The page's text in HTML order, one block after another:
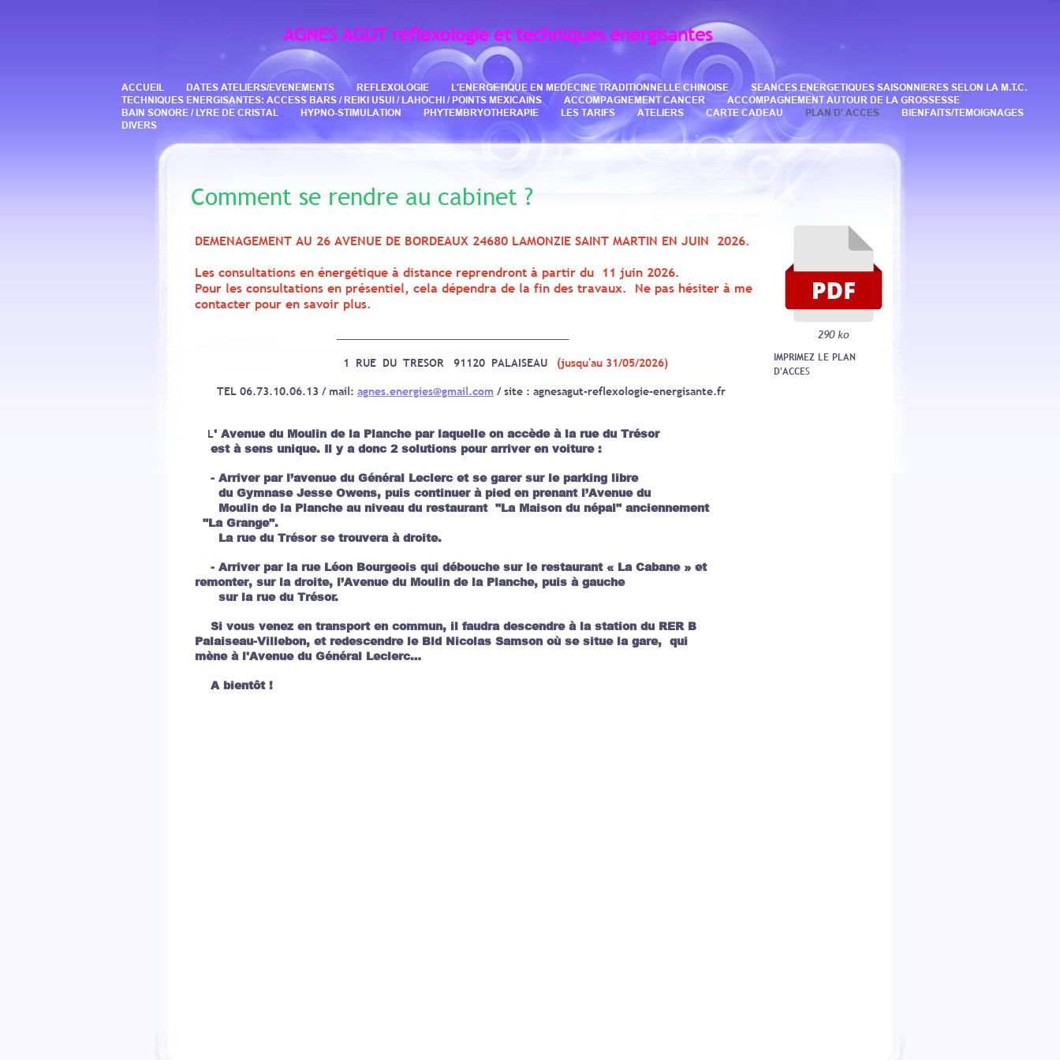
AGNES AGUTréflexologie et techniques énergisantes
ACCUEIL DATES ATELIERS/EVENEMENTS REFLEXOLOGIE L'ENERGETIQUE EN MEDECINE TRADITIONNELLE CHINOISE
SEANCES ENERGETIQUES SAISONNIERES SELON LA M.T.C.
TECHNIQUES ENERGISANTES: ACCESS BARS / REIKI USUI / LAHOCHI / POINTS MEXICAINS
ACCOMPAGNEMENT CANCER
ACCOMPAGNEMENT AUTOUR DE LA GROSSESSE
BAIN SONORE / LYRE DE CRISTAL
HYPNO-STIMULATION PHYTEMBRYOTHERAPIE LES TARIFS ATELIERS CARTE CADEAU PLAN D' ACCES
BIENFAITS/TEMOIGNAGES
DIVERS
Comment se rendre au cabinet ?
DEMENAGEMENT AU 26 AVENUE DE BORDEAUX 24680 LAMONZIE SAINT MARTIN EN JUIN 2026.
Les consultations en énergétique à distance reprendront à partir du 11 juin 2026.
Pour les consultations en présentiel, cela dépendra de la fin des travaux. Ne pas hésiter à me
contacter pour en savoir plus.
1 RUE DU TRESOR 91120 PALAISEAU
(jusqu'au 31/05/2026)
TEL 06.73.10.06.13 / mail: agnes.energies@gmail.com / site : agnesagut-reflexologie-energisante.fr
L' Avenue du Moulin de la Planche par laquelle on accède à la rue du Trésor
est à sens unique. Il y a donc 2 solutions pour arriver en voiture :
- Arriver par l’avenue du Général Leclerc et se garer sur le parking libre
du Gymnase Jesse Owens, puis continuer à pied en prenant l’Avenue du
Moulin de la Planche au niveau du restaurant "La Maison du népal" anciennement
"La Grange".
La rue du Trésor se trouvera à droite.
- Arriver par la rue Léon Bourgeois qui débouche sur le restaurant « La Cabane » et
remonter, sur la droite, l’Avenue du Moulin de la Planche, puis à gauche
sur la rue du Trésor.
Si vous venez en transport en commun, il faudra descendre à la station du RER B
Palaiseau-Villebon, et redescendre le Bld Nicolas Samson où se situe la gare, qui
mène à l'Avenue du Général Leclerc…
A bientôt !
290 ko
IMPRIMEZ LE PLAN
D'ACCES